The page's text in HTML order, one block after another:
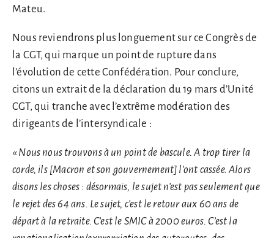
Mateu.
Nous reviendrons plus longuement sur ce Congrès de
la CGT, qui marque un point de rupture dans
l’évolution de cette Confédération. Pour conclure,
citons un extrait de la déclaration du 19 mars d’Unité
CGT, qui tranche avec l’extrême modération des
dirigeants de l’intersyndicale :
« Nous nous trouvons à un point de bascule. A trop tirer la
corde, ils [Macron et son gouvernement] l’ont cassée. Alors
disons les choses : désormais, le sujet n’est pas seulement que
le rejet des 64 ans. Le sujet, c’est le retour aux 60 ans de
départ à la retraite. C’est le SMIC à 2000 euros. C’est la